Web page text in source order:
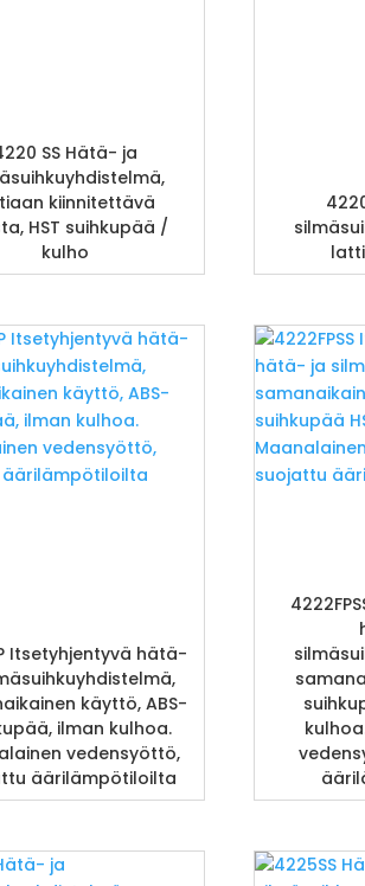
SS Hätä- ja
kiinnitettävä
HST suihkupää /
kulho
Itsetyhjentyvä hätä-
käyttö, ABS-
ilman kulhoa.
vedensyöttö,
äärilämpötiloilta